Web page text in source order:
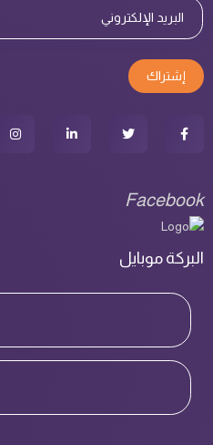
إشتراك
Facebook
البركة موبايل